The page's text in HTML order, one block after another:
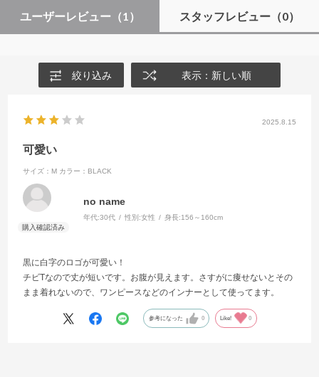
ユーザーレビュー （1） スタッフレビュー（0）
絞り込み 表示：新しい順
2025.8.15
可愛い
サイズ：M カラー：BLACK
no name
年代:30代 性別:女性 身長:156～160cm
黒に白字のロゴが可愛い！
チビTなので丈が短いです。お腹が見えます。さすがに痩せないとその
まま着れないので、ワンピースなどのインナーとして使ってます。
参考になった 0 Like! 0